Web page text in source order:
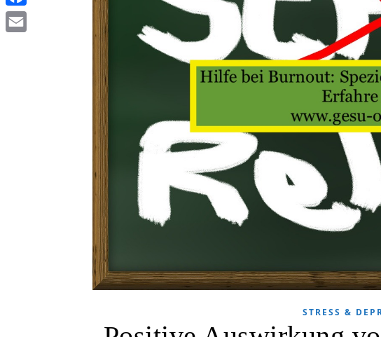
STRESS &
Facebook